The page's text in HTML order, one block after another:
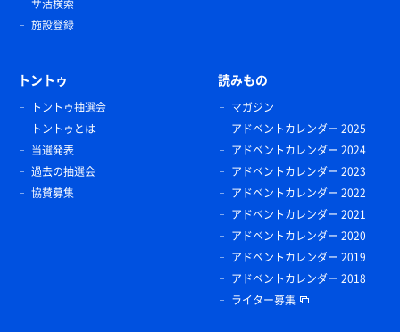
サ活検索
施設登録
トントゥ
トントゥ抽選会
トントゥとは
当選発表
過去の抽選会
協賛募集
読みもの
マガジン
アドベントカレンダー 2025
アドベントカレンダー 2024
アドベントカレンダー 2023
アドベントカレンダー 2022
アドベントカレンダー 2021
アドベントカレンダー 2020
アドベントカレンダー 2019
アドベントカレンダー 2018
ライター募集